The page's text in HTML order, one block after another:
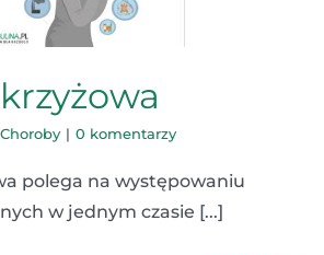
Choroby | 0 komentarzy
polega na występowaniu
w jednym czasie [...]